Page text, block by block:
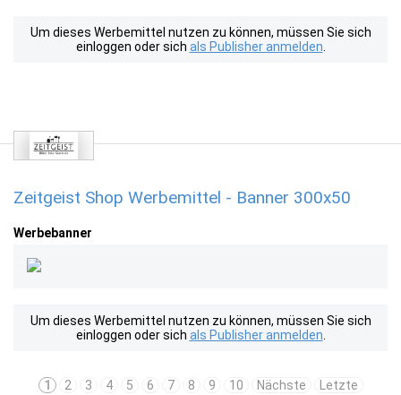
Um dieses Werbemittel nutzen zu können, müssen Sie sich
einloggen oder sich als Publisher anmelden
Zeitgeist Shop Werbemittel - Banner 300x50
Werbebanner
Um dieses Werbemittel nutzen zu können, müssen Sie sich
einloggen oder sich als Publisher anmelden
1 2 3 4 5 6 7 8 9 10 Nächste Letzte